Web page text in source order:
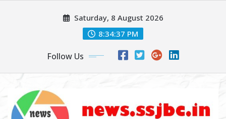
Saturday, 8 August 2026
8:34:39 PM
Follow Us